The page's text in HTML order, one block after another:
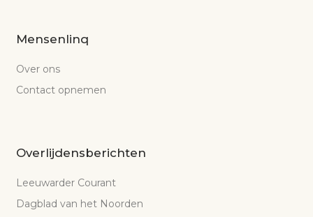
Mensenlinq
Over ons
Contact opnemen
Overlijdensberichten
Leeuwarder Courant
Dagblad van het Noorden